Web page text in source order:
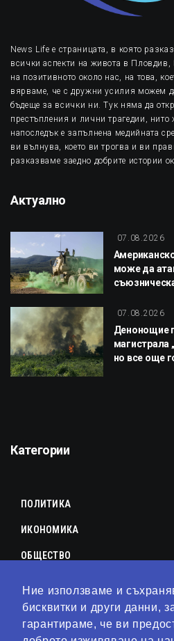
Ние използваме и
бисквитки и други данни,
гарантираме, че ви
News Life е страницата, в която
всички аспекти на живота в
на позитивното около нас, на това,
вярваме, че с дружни усилия можем
бъдеще за всички ни. Тук няма да
престъпления и лични трагедии,
напоследък е запълнена медийната
ви вълнува, което ви трогва и ви
разказваме заедно добрите истории
Актуално
07.08.2026
може да
07.08.2026
Денонощие
магистрала
но все още
Категории
ПОЛИТИКА
ИКОНОМИКА
ОБЩЕСТВО
КУЛТУРА
ЛАЙФСТАЙЛ